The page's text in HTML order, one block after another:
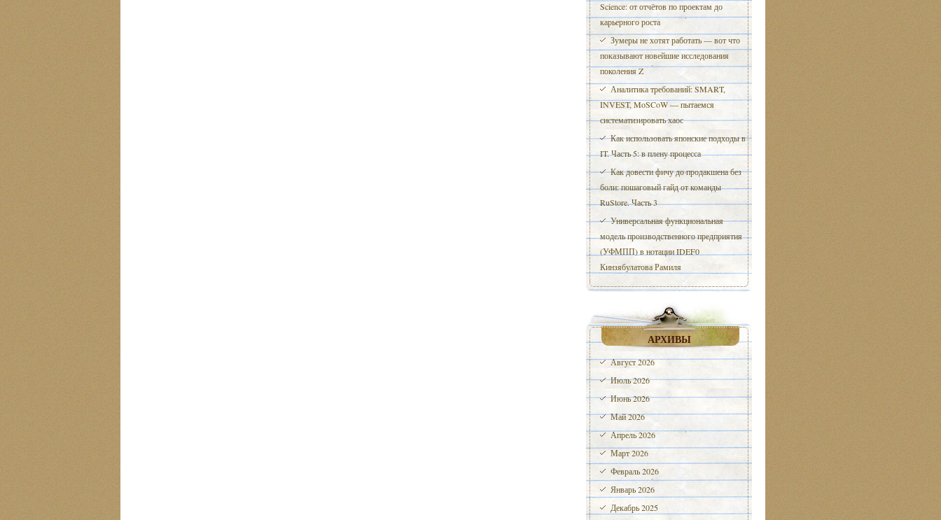
Science: от отчётов по проектам до
карьерного роста
Зумеры не хотят работать — вот что
показывают новейшие исследования
поколения Z
Аналитика требований: SMART,
INVEST, MoSCoW — пытаемся
систематизировать хаос
Как использовать японские подходы в
IT. Часть 5: в плену процесса
Как довести фичу до продакшена без
боли: пошаговый гайд от команды
RuStore. Часть 3
Универсальная функциональная
модель производственного предприятия
(УФМПП) в нотации IDEF0
Кинзябулатова Рамиля
АРХИВЫ
Август 2026
Июль 2026
Июнь 2026
Май 2026
Апрель 2026
Март 2026
Февраль 2026
Январь 2026
Декабрь 2025